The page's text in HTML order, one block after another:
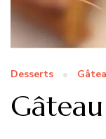
Desserts